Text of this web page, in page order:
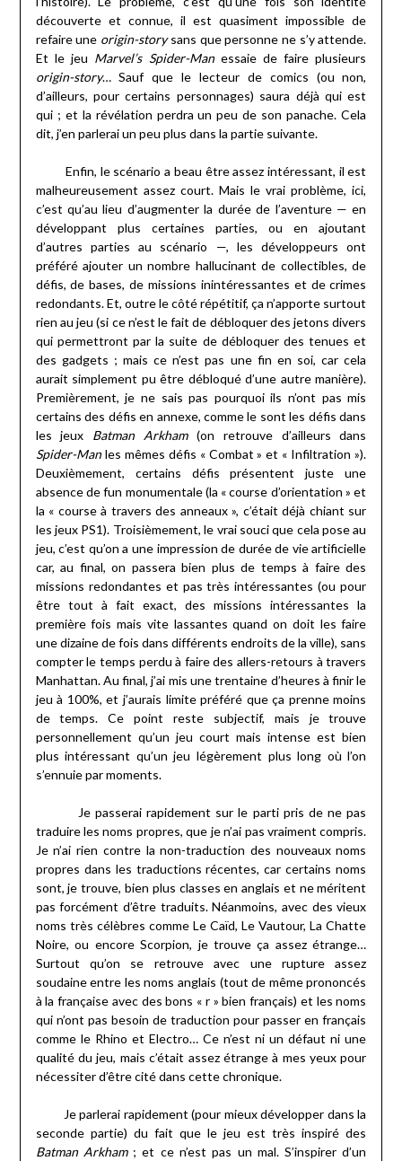
découverte et connue, il est quasiment impossible de
refaire une origin-storysans que personne ne s’y attende.
Et le jeu Marvel’s Spider-Manessaie de faire plusieurs
origin-story… Sauf que le lecteur de comics (ou non,
d’ailleurs, pour certains personnages) saura déjà qui est
qui ; et la révélation perdra un peu de son panache. Cela
dit, j’en parlerai un peu plus dans la partie suivante.
Enfin, le scénario a beau être assez intéressant, il est
malheureusement assez court. Mais le vrai problème, ici,
c’est qu’au lieu d’augmenter la durée de l’aventure — en
développant plus certaines parties, ou en ajoutant
d’autres parties au scénario —, les développeurs ont
préféré ajouter un nombre hallucinant de collectibles, de
défis, de bases, de missions inintéressantes et de crimes
redondants. Et, outre le côté répétitif, ça n’apporte surtout
rien au jeu (si ce n’est le fait de débloquer des jetons divers
qui permettront par la suite de débloquer des tenues et
des gadgets ; mais ce n’est pas une fin en soi, car cela
aurait simplement pu être débloqué d’une autre manière).
Premièrement, je ne sais pas pourquoi ils n’ont pas mis
certains des défis en annexe, comme le sont les défis dans
les jeux Batman Arkham(on retrouve d’ailleurs dans
Spider-Manles mêmes défis « Combat » et « Infiltration »).
Deuxièmement, certains défis présentent juste une
absence de fun monumentale (la « course d’orientation » et
la « course à travers des anneaux », c’était déjà chiant sur
les jeux PS1). Troisièmement, le vrai souci que cela pose au
jeu, c’est qu’on a une impression de durée de vie artificielle
car, au final, on passera bien plus de temps à faire des
missions redondantes et pas très intéressantes (ou pour
être tout à fait exact, des missions intéressantes la
première fois mais vite lassantes quand on doit les faire
une dizaine de fois dans différents endroits de la ville), sans
compter le temps perdu à faire des allers-retours à travers
Manhattan. Au final, j’ai mis une trentaine d’heures à finir le
jeu à 100%, et j’aurais limite préféré que ça prenne moins
de temps. Ce point reste subjectif, mais je trouve
personnellement qu’un jeu court mais intense est bien
plus intéressant qu’un jeu légèrement plus long où l’on
s’ennuie par moments.
Je passerai rapidement sur le parti pris de ne pas
traduire les noms propres, que je n’ai pas vraiment compris.
Je n’ai rien contre la non-traduction des nouveaux noms
propres dans les traductions récentes, car certains noms
sont, je trouve, bien plus classes en anglais et ne méritent
pas forcément d’être traduits. Néanmoins, avec des vieux
noms très célèbres comme Le Caïd, Le Vautour, La Chatte
Noire, ou encore Scorpion, je trouve ça assez étrange…
Surtout qu’on se retrouve avec une rupture assez
soudaine entre les noms anglais (tout de même prononcés
à la française avec des bons « r » bien français) et les noms
qui n’ont pas besoin de traduction pour passer en français
comme le Rhino et Electro… Ce n’est ni un défaut ni une
qualité du jeu, mais c’était assez étrange à mes yeux pour
nécessiter d’être cité dans cette chronique.
Je parlerai rapidement (pour mieux développer dans la
seconde partie) du fait que le jeu est très inspiré des
Batman Arkham ; et ce n’est pas un mal. S’inspirer d’un